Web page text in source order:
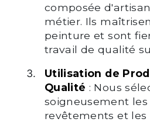
composée
métier. Ils
peinture et sont
travail de qualité
Utilisation de
Qualité : Nous
soigneusement
revêtements et